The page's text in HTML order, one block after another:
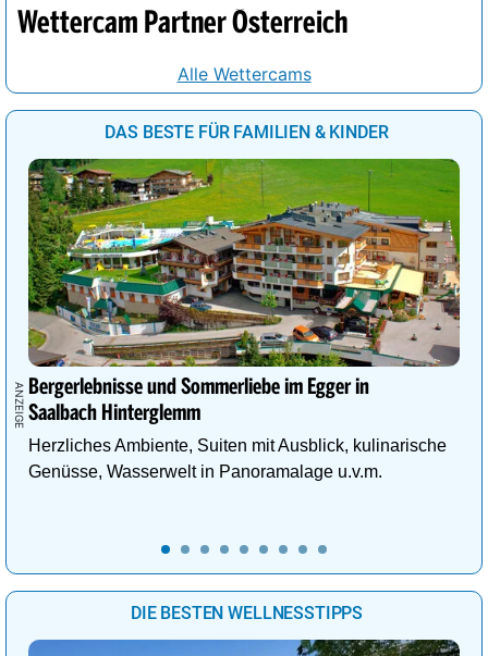
Wettercam Partner Österreich
Alle Wettercams
DAS BESTE FÜR FAMILIEN & KINDER
Bergerlebnisse und Sommerliebe im Egger in
Saalbach Hinterglemm
Herzliches Ambiente, Suiten mit Ausblick, kulinarische
Genüsse, Wasserwelt in Panoramalage u.v.m.
DIE BESTEN WELLNESSTIPPS